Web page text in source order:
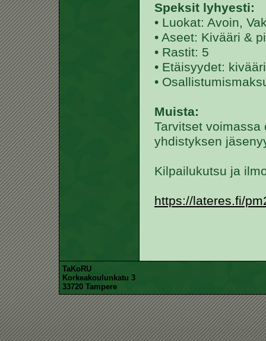
Speksit lyhyesti:
• Luokat: Avoin,
• Aseet: Kivääri &
• Rastit: 5
• Etäisyydet:
•
Muista:
Tarvitset
yhdistyksen
Kilpailukutsu ja
https://lateres.fi/
TaKoRU
Korkeakoulunkatu 3
33720 Tampere